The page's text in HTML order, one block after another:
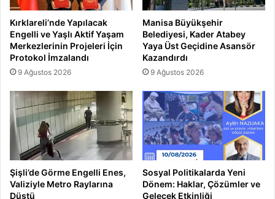
Kırklareli’nde Yapılacak
Engelli ve Yaşlı Aktif Yaşam
Merkezlerinin Projeleri İçin
Protokol İmzalandı
9 Ağustos 2026
Manisa Büyükşehir
Belediyesi, Kader Atabey
Yaya Üst Geçidine Asansör
Kazandırdı
9 Ağustos 2026
Şişli’de Görme Engelli Enes,
Valiziyle Metro Raylarına
Düştü
Sosyal Politikalarda Yeni
Dönem: Haklar, Çözümler ve
Gelecek Etkinliği